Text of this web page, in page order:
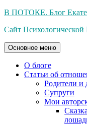
Перейти
содержимому
В ПОТОКЕ. Блог
Сайт
Основное меню
О блоге
Статьи об
Родители и
Супруги
Мои